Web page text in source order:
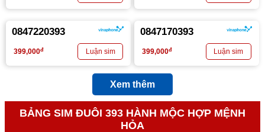
0847220393
399,000đ
0847170393
399,000đ
Xem thêm
BẢNG SIM ĐUÔI 393 HÀNH MỘC HỢP MỆNH
HỎA